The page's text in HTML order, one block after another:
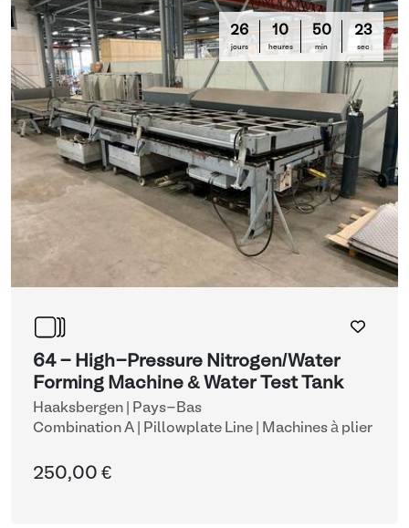
26
jours
10
heures
50
min
22
sec
64 - High-Pressure Nitrogen/Water
Forming Machine & Water Test Tank
Haaksbergen | Pays-Bas
Combination A | Pillowplate Line
| Machines à plier
250,00 €